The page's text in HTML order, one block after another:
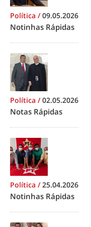
Política /09.05.2026
Notinhas Rápidas
Política /02.05.2026
Notas Rápidas
Política /25.04.2026
Notinhas Rápidas